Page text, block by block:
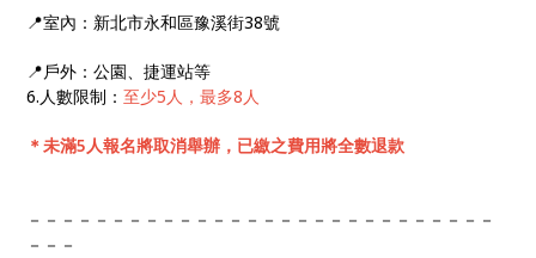
📍室內：新北市永和區豫溪街38號
📍戶外：公園、捷運站等
6.人數限制：至少5人，最多8人
＊未滿5人報名將取消舉辦，已繳之費用將全數退款
－－－－－－－－－－－－－－－－－－－－－－－－－－－－
－－－